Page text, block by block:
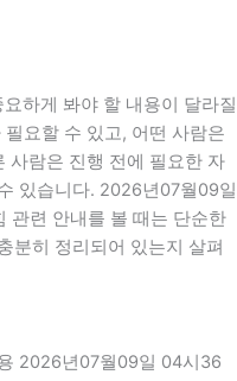
하게 봐야 할 내용이 달라질
요할 수 있고, 어떤 사람은
사람은 진행 전에 필요한 자
있습니다. 2026년07월09일
관련 안내를 볼 때는 단순한
분히 정리되어 있는지 살펴
2026년07월09일 04시36